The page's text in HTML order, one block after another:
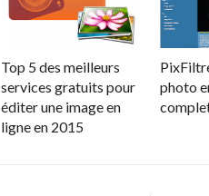
Top 5 des meilleurs
services gratuits pour
éditer une image en
ligne en 2015
photo